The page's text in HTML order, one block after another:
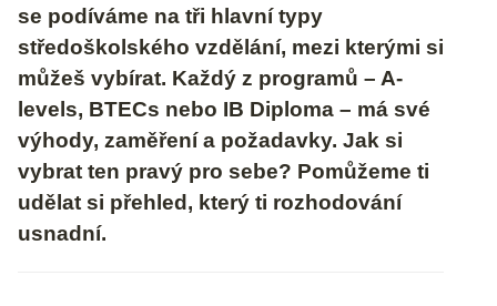
se podíváme na tři hlavní typy
středoškolského vzdělání, mezi kterými si
můžeš vybírat. Každý z programů – A-
levels, BTECs nebo IB Diploma – má své
výhody, zaměření a požadavky. Jak si
vybrat ten pravý pro sebe? Pomůžeme ti
udělat si přehled, který ti rozhodování
usnadní.